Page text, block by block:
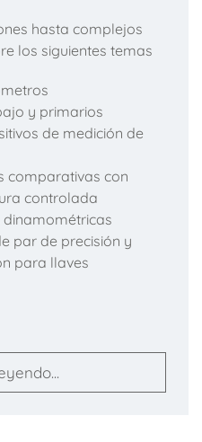
hasta complejos
los siguientes temas
y primarios
de medición de
comparativas con
controlada
dinamométricas
par de precisión y
para llaves